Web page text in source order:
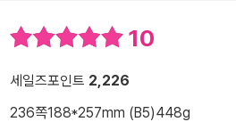
10
세일즈포인트 2,226
236쪽188*257mm (B5)448g